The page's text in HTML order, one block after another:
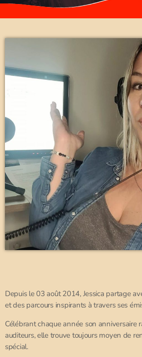
Depuis le 03 août 2014, Jessica partage
et des parcours inspirants à travers ses
Célébrant chaque année son anniversaire
auditeurs, elle trouve toujours moyen de
spécial.